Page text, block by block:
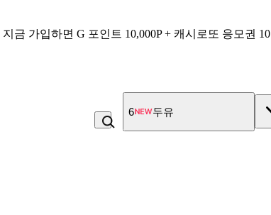
지금 가입하면 G 포인트 10,000P + 캐시로또 응모권
7 김치